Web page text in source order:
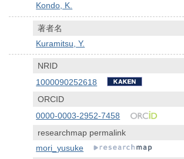
Kondo, K.
著者名
Kuramitsu, Y.
NRID
1000090252618
ORCID
0000-0003-2952-7458
researchmap permalink
mori_yusuke